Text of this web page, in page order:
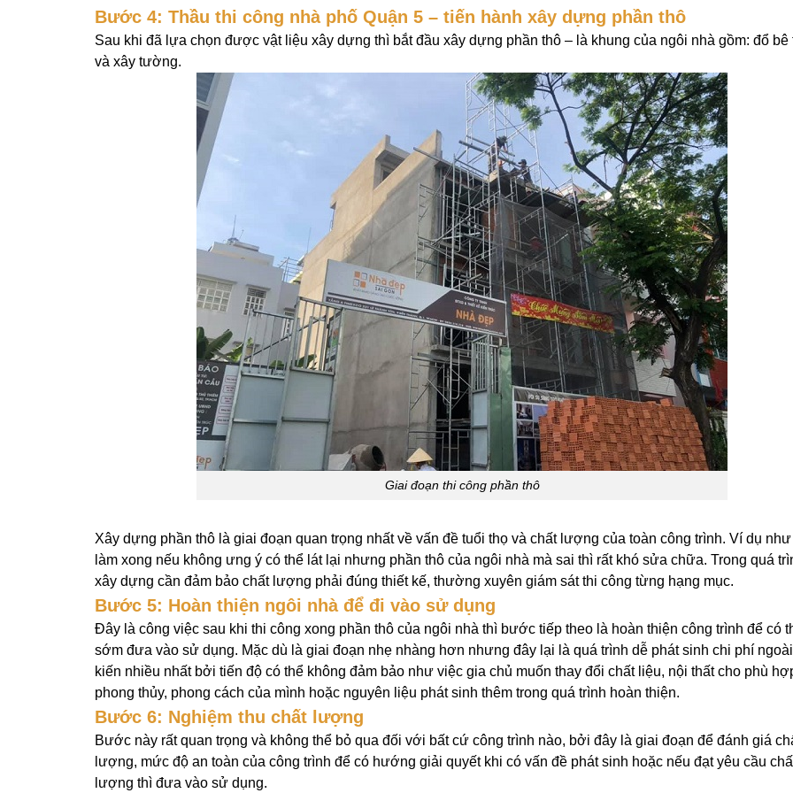
Bước 4: Thầu thi công nhà phố Quận 5 – tiến hành xây dựng phần thô
Sau khi đã lựa chọn được vật liệu xây dựng thì bắt đầu xây dựng phần thô – là khung của ngôi nhà gồm: đổ bê
và xây tường.
Giai đoạn thi công phần thô
Xây dựng phần thô là giai đoạn quan trọng nhất về vấn đề tuổi thọ và chất lượng của toàn công trình. Ví dụ
làm xong nếu không ưng ý có thể lát lại nhưng phần thô của ngôi nhà mà sai thì rất khó sửa chữa. Trong quá
xây dựng cần đảm bảo chất lượng phải đúng thiết kế, thường xuyên giám sát thi công từng hạng mục.
Bước 5: Hoàn thiện ngôi nhà để đi vào sử dụng
Đây là công việc sau khi thi công xong phần thô của ngôi nhà thì bước tiếp theo là hoàn thiện công trình để có
sớm đưa vào sử dụng. Mặc dù là giai đoạn nhẹ nhàng hơn nhưng đây lại là quá trình dễ phát sinh chi phí
kiến nhiều nhất bởi tiến độ có thể không đảm bảo như việc gia chủ muốn thay đổi chất liệu, nội thất cho phù
phong thủy, phong cách của mình hoặc nguyên liệu phát sinh thêm trong quá trình hoàn thiện.
Bước 6: Nghiệm thu chất lượng
Bước này rất quan trọng và không thể bỏ qua đối với bất cứ công trình nào, bởi đây là giai đoạn để đánh giá
lượng, mức độ an toàn của công trình để có hướng giải quyết khi có vấn đề phát sinh hoặc nếu đạt yêu cầu
lượng thì đưa vào sử dụng.